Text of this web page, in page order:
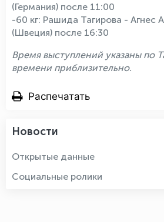
(Германия) после 11:00
-60 кг: Рашида Тагирова - Агнес
(Швеция) после 16:30
Время выступлений указаны по
времени приблизительно.
Распечатать
Новости
Открытые данные
Социальные ролики